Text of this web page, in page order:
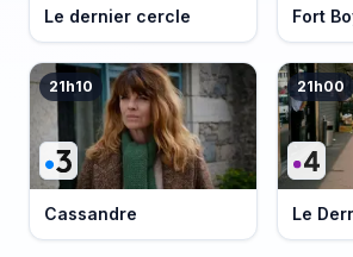
Le dernier cercle Fort
21h10
Cassandre
21h00
Le